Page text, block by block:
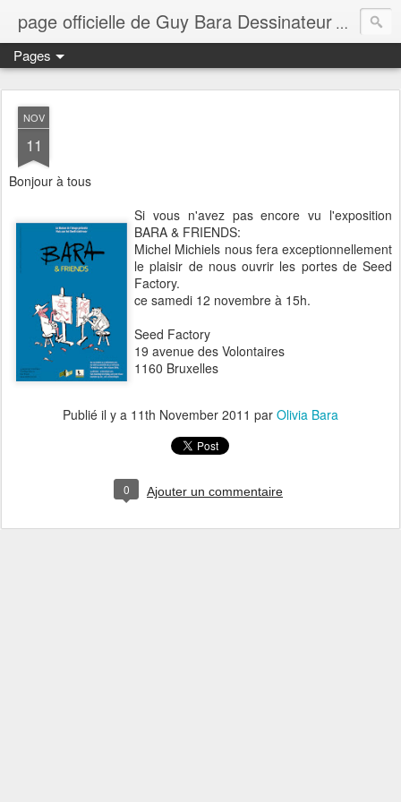
page officielle de Guy Bara Dessinateur page
Pages
NOV
11
Bonjour à tous
Si vous n'avez pas encore vu l'exposition
BARA & FRIENDS:
Michel Michiels nous fera exceptionnellement
le plaisir de nous ouvrir les portes de Seed
Factory.
ce samedi 12 novembre à 15h.
Seed Factory
19 avenue des Volontaires
1160 Bruxelles
Publié il y a 11th November 2011 par Olivia Bara
0 Ajouter un commentaire